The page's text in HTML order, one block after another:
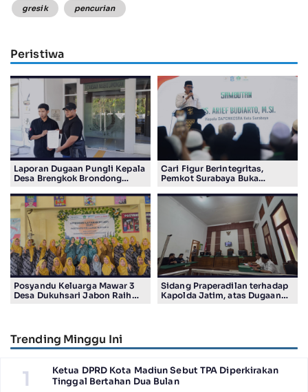
gresik pencurian
Peristiwa
Laporan Dugaan Pungli Kepala
Desa Brengkok Brondong
Lamongan
Cari Figur Berintegritas,
Pemkot Surabaya Buka
BAZNAS Periode 2026–2031
Posyandu Keluarga Mawar 3
Desa Dukuhsari Jabon Raih
Sidang Praperadilan terhadap
Kapolda Jatim, atas Dugaan
Trending Minggu Ini
1
Ketua DPRD Kota Madiun Sebut TPA Diperkirakan
Tinggal Bertahan Dua Bulan